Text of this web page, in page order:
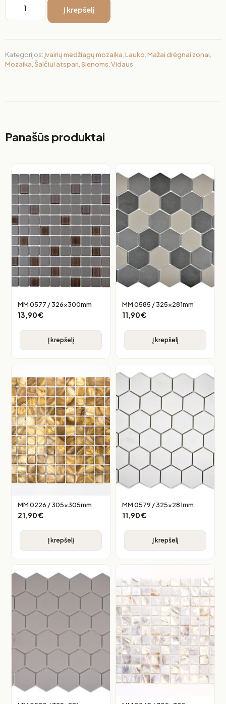
Į krepšelį
Kategorijos: Įvairių medžiagų mozaika Lauko Mažai drėgnai zonai
Mozaika Šalčiui atspari Sienoms Vidaus
Panašūs produktai
MM 0577 / 326x300mm
13,90€
Į krepšelį
MM 0585 / 325x281mm
11,90€
Į krepšelį
MM 0226 / 305x305mm
21,90€
Į krepšelį
MM 0579 / 325x281mm
11,90€
Į krepšelį